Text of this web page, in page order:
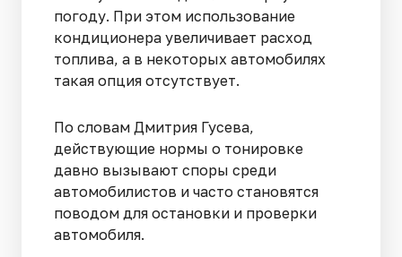
погоду. При этом использование
кондиционера увеличивает расход
топлива, а в некоторых автомобилях
такая опция отсутствует.
По словам Дмитрия Гусева,
действующие нормы о тонировке
давно вызывают споры среди
автомобилистов и часто становятся
поводом для остановки и проверки
автомобиля.